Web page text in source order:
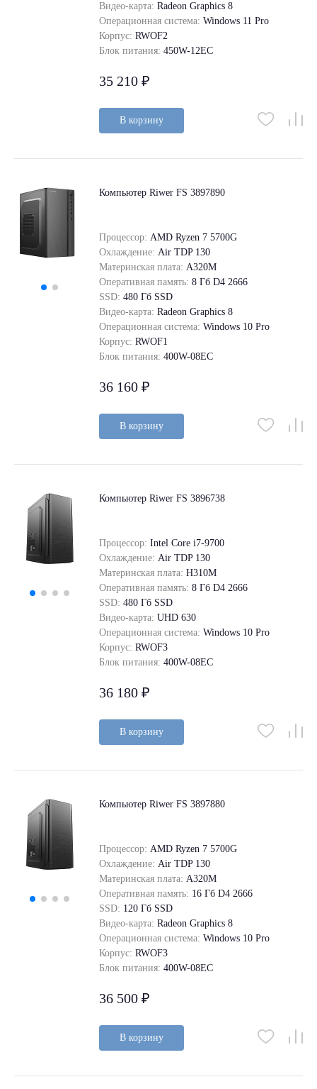
Видео-карта: Radeon Graphics 8
Операционная система: Windows 11 Pro
Корпус: RWOF2
Блок питания: 450W-12EC
35 210 ₽
В корзину
Компьютер Riwer FS 3897890
Процессор: AMD Ryzen 7 5700G
Охлаждение: Air TDP 130
Материнская плата: A320M
Оперативная память: 8 Гб D4 2666
SSD: 480 Гб SSD
Видео-карта: Radeon Graphics 8
Операционная система: Windows 10 Pro
Корпус: RWOF1
Блок питания: 400W-08EC
36 160 ₽
В корзину
Компьютер Riwer FS 3896738
Процессор: Intel Core i7-9700
Охлаждение: Air TDP 130
Материнская плата: H310M
Оперативная память: 8 Гб D4 2666
SSD: 480 Гб SSD
Видео-карта: UHD 630
Операционная система: Windows 10 Pro
Корпус: RWOF3
Блок питания: 400W-08EC
36 180 ₽
В корзину
Компьютер Riwer FS 3897880
Процессор: AMD Ryzen 7 5700G
Охлаждение: Air TDP 130
Материнская плата: A320M
Оперативная память: 16 Гб D4 2666
SSD: 120 Гб SSD
Видео-карта: Radeon Graphics 8
Операционная система: Windows 10 Pro
Корпус: RWOF3
Блок питания: 400W-08EC
36 500 ₽
В корзину